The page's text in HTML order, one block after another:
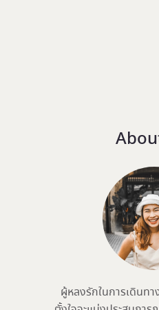
ผู้หลงรักในการเดินท